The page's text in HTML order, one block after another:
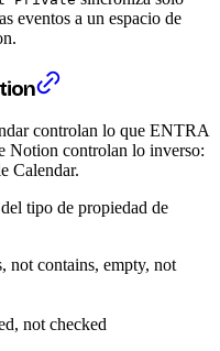
eventos a un espacio de
controlan lo que ENTRA
Notion controlan lo inverso:
Calendar.
tipo de propiedad de
not contains, empty, not
not checked